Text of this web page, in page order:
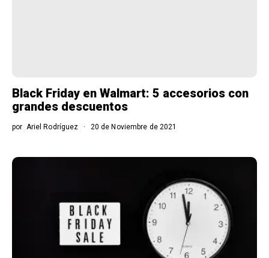
Black Friday en Walmart: 5 accesorios con
grandes descuentos
por Ariel Rodríguez 20 de Noviembre de 2021